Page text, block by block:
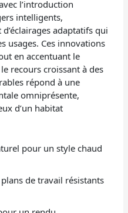
l’introduction
intelligents,
adaptatifs qui
usages. Ces innovations
en accentuant le
recours croissant à des
répond à une
omniprésente,
d’un habitat
pour un style chaud
de travail résistants